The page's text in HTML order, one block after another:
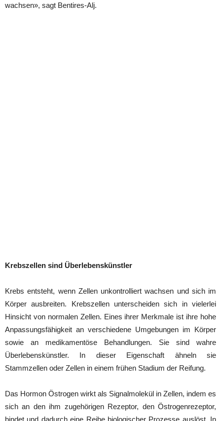
wachsen», sagt Bentires-Alj.
Krebszellen sind Überlebenskünstler
Krebs entsteht, wenn Zellen unkontrolliert wachsen und sich im
Körper ausbreiten. Krebszellen unterscheiden sich in vielerlei
Hinsicht von normalen Zellen. Eines ihrer Merkmale ist ihre hohe
Anpassungsfähigkeit an verschiedene Umgebungen im Körper
sowie an medikamentöse Behandlungen. Sie sind wahre
Überlebenskünstler. In dieser Eigenschaft ähneln sie
Stammzellen oder Zellen in einem frühen Stadium der Reifung.
Das Hormon Östrogen wirkt als Signalmolekül in Zellen, indem es
sich an den ihm zugehörigen Rezeptor, den Östrogenrezeptor,
bindet und dadurch eine Reihe biologischer Prozesse auslöst. In